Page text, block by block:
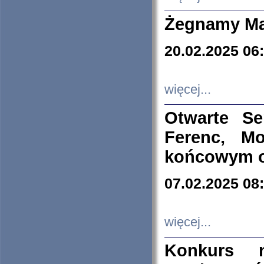
Żegnamy
20.02.2025
więcej...
Otwarte
Ferenc,
końcowym
07.02.2025
więcej...
Konkurs